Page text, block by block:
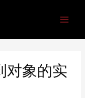
对象的实